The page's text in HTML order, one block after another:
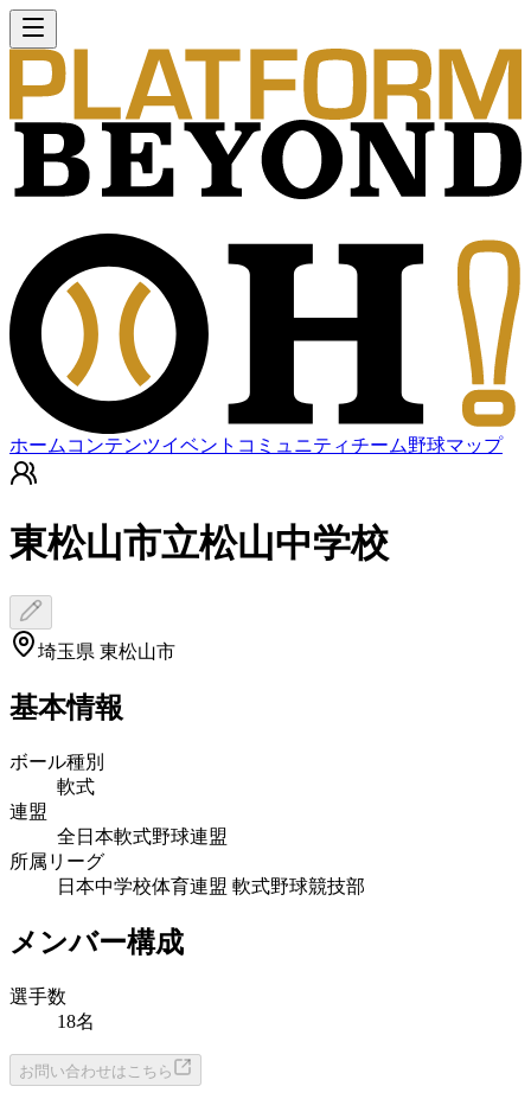
ホーム コンテンツイベント コミュニティチーム野球マップ
東松山市立松山中学校
埼玉県 東松山市
基本情報
ボール種別
軟式
連盟
全日本軟式野球連盟
所属リーグ
日本中学校体育連盟 軟式野球競技部
メンバー構成
選手数
18名
お問い合わせはこちら